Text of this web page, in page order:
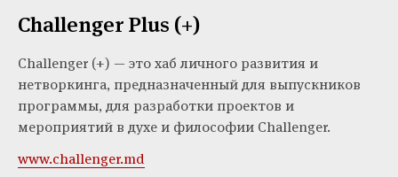
Challenger Plus (+)
Challenger (+) — это хаб личного развития и
нетворкинга, предназначенный для выпускников
программы, для разработки проектов и
мероприятий в духе и философии Challenger.
www.challenger.md